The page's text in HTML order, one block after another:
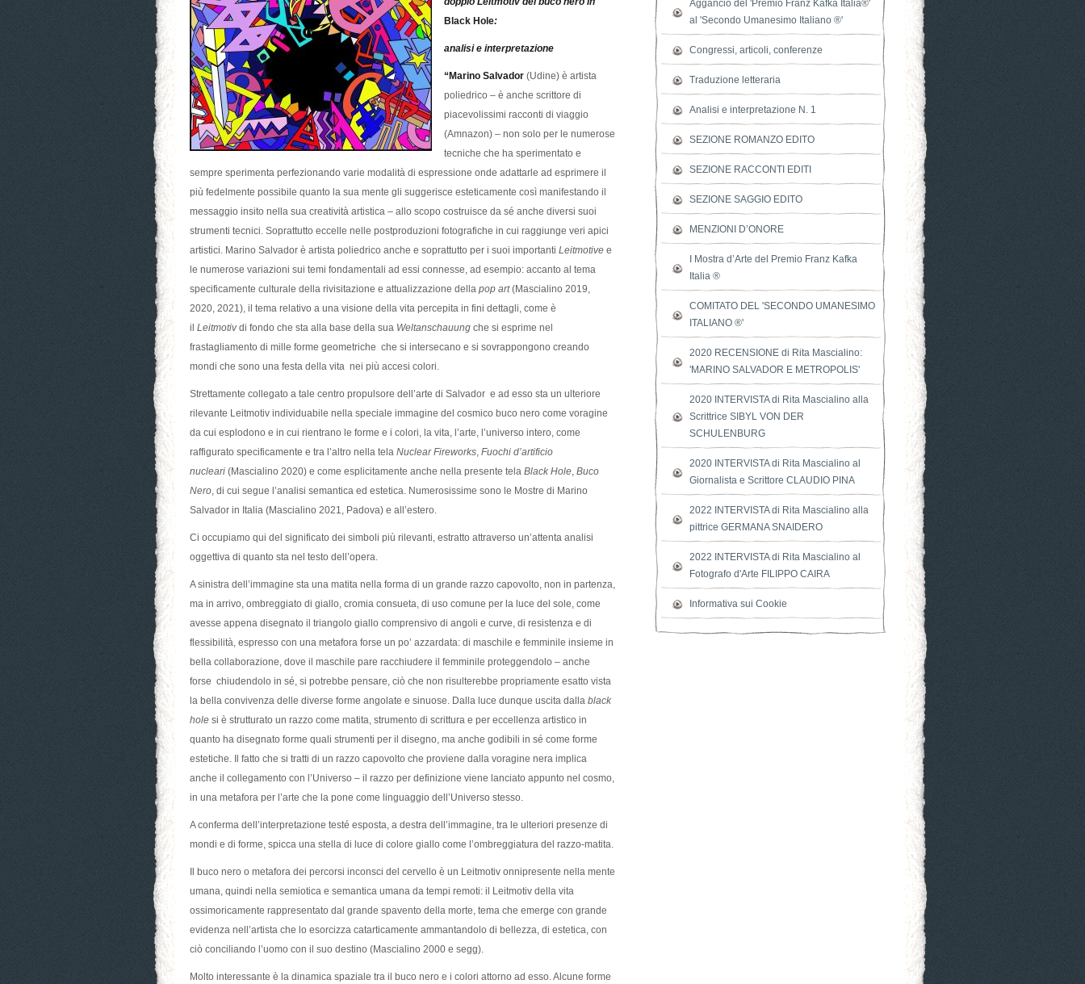
Black Hole:
analisi e interpretazione
“Marino Salvador(Udine) è artista
poliedrico – è anche scrittore di
piacevolissimi racconti di viaggio
(Amnazon) – non solo per le numerose
tecniche che ha sperimentato e
sempre sperimenta perfezionando varie modalità di espressione onde adattarle ad esprimere il
più fedelmente possibile quanto la sua mente gli suggerisce esteticamente così manifestando il
messaggio insito nella sua creatività artistica – allo scopo costruisce da sé anche diversi suoi
strumenti tecnici. Soprattutto eccelle nelle postproduzioni fotografiche in cui raggiunge veri apici
artistici. Marino Salvador è artista poliedrico anche e soprattutto per i suoi importanti Leitmotivee
le numerose variazioni sui temi fondamentali ad essi connesse, ad esempio: accanto al tema
specificamente culturale della rivisitazione e attualizzazione della pop art(Mascialino 2019,
2020, 2021), il tema relativo a una visione della vita percepita in fini dettagli, come è
il Leitmotivdi fondo che sta alla base della sua Weltanschauungche si esprime nel
frastagliamento di mille forme geometriche che si intersecano e si sovrappongono creando
mondi che sono una festa della vita nei più accesi colori.
Strettamente collegato a tale centro propulsore dell’arte di Salvador e ad esso sta un ulteriore
rilevante Leitmotiv individuabile nella speciale immagine del cosmico buco nero come voragine
da cui esplodono e in cui rientrano le forme e i colori, la vita, l’arte, l’universo intero, come
raffigurato specificamente e tra l’altro nella tela Nuclear Fireworks, Fuochi d’artificio
nucleari(Mascialino 2020) e come esplicitamente anche nella presente tela Black Hole, Buco
Nero, di cui segue l’analisi semantica ed estetica. Numerosissime sono le Mostre di Marino
Salvador in Italia (Mascialino 2021, Padova) e all’estero.
Ci occupiamo qui del significato dei simboli più rilevanti, estratto attraverso un’attenta analisi
oggettiva di quanto sta nel testo dell’opera.
A sinistra dell’immagine sta una matita nella forma di un grande razzo capovolto, non in partenza,
ma in arrivo, ombreggiato di giallo, cromia consueta, di uso comune per la luce del sole, come
avesse appena disegnato il triangolo giallo comprensivo di angoli e curve, di resistenza e di
flessibilità, espresso con una metafora forse un po’ azzardata: di maschile e femminile insieme in
bella collaborazione, dove il maschile pare racchiudere il femminile proteggendolo – anche
forse chiudendolo in sé, si potrebbe pensare, ciò che non risulterebbe propriamente esatto vista
la bella convivenza delle diverse forme angolate e sinuose. Dalla luce dunque uscita dalla black
holesi è strutturato un razzo come matita, strumento di scrittura e per eccellenza artistico in
quanto ha disegnato forme quali strumenti per il disegno, ma anche godibili in sé come forme
estetiche. Il fatto che si tratti di un razzo capovolto che proviene dalla voragine nera implica
anche il collegamento con l’Universo – il razzo per definizione viene lanciato appunto nel cosmo,
in una metafora per l’arte che la pone come linguaggio dell’Universo stesso.
A conferma dell’interpretazione testé esposta, a destra dell’immagine, tra le ulteriori presenze di
mondi e di forme, spicca una stella di luce di colore giallo come l’ombreggiatura del razzo-matita.
Il buco nero o metafora dei percorsi inconsci del cervello è un Leitmotiv onnipresente nella mente
umana, quindi nella semiotica e semantica umana da tempi remoti: il Leitmotiv della vita
ossimoricamente rappresentato dal grande spavento della morte, tema che emerge con grande
evidenza nell’artista che lo esorcizza catarticamente ammantandolo di bellezza, di estetica, con
ciò conciliando l’uomo con il suo destino (Mascialino 2000 e segg).
Molto interessante è la dinamica spaziale tra il buco nero e i colori attorno ad esso. Alcune forme
Aggancio del 'Premio Franz Kafka Italia®'
al 'Secondo Umanesimo Italiano ®'
Congressi, articoli, conferenze
Traduzione letteraria
Analisi e interpretazione N. 1
SEZIONE ROMANZO EDITO
SEZIONE RACCONTI EDITI
SEZIONE SAGGIO EDITO
MENZIONI D’ONORE
I Mostra d’Arte del Premio Franz Kafka
Italia ®
COMITATO DEL 'SECONDO UMANESIMO
ITALIANO ®'
2020 RECENSIONE di Rita Mascialino:
'MARINO SALVADOR E METROPOLIS'
2020 INTERVISTA di Rita Mascialino alla
Scrittrice SIBYL VON DER
SCHULENBURG
2020 INTERVISTA di Rita Mascialino al
Giornalista e Scrittore CLAUDIO PINA
2022 INTERVISTA di Rita Mascialino alla
pittrice GERMANA SNAIDERO
2022 INTERVISTA di Rita Mascialino al
Fotografo d'Arte FILIPPO CAIRA
Informativa sui Cookie